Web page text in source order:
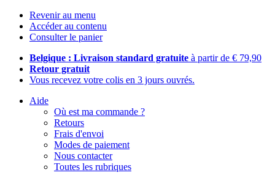
Revenir au menu
Accéder au contenu
Consulter le panier
Belgique : Livraison standard gratuite à partir de € 79,90
Retour gratuit
Vous recevez votre colis en 3 jours ouvrés.
Aide
Où est ma commande ?
Retours
Frais d'envoi
Modes de paiement
Nous contacter
Toutes les rubriques